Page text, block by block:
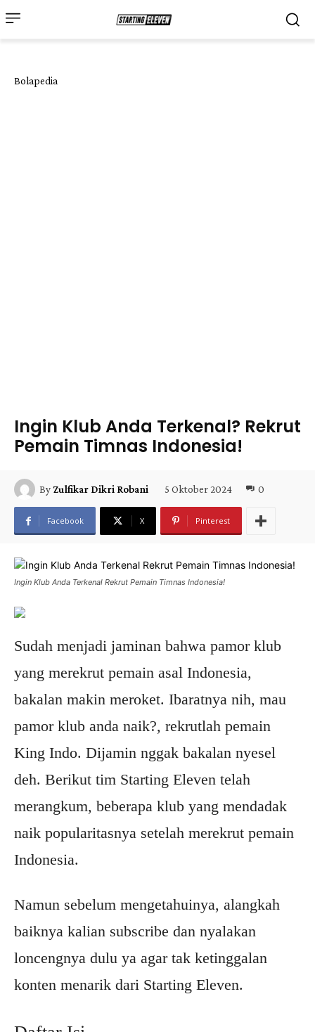
Bolapedia
Ingin Klub Anda Terkenal? Rekrut
Pemain Timnas Indonesia!
By Zulfikar Dikri Robani 5 Oktober 2024 0
Facebook X Pinterest
Ingin Klub Anda Terkenal Rekrut Pemain Timnas Indonesia!
Sudah menjadi jaminan bahwa pamor klub
yang merekrut pemain asal Indonesia,
bakalan makin meroket. Ibaratnya nih, mau
pamor klub anda naik?, rekrutlah pemain
King Indo. Dijamin nggak bakalan nyesel
deh. Berikut tim Starting Eleven telah
merangkum, beberapa klub yang mendadak
naik popularitasnya setelah merekrut pemain
Indonesia.
Namun sebelum mengetahuinya, alangkah
baiknya kalian subscribe dan nyalakan
loncengnya dulu ya agar tak ketinggalan
konten menarik dari Starting Eleven.